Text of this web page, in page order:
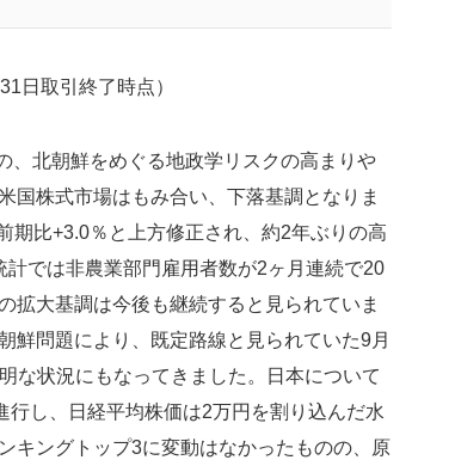
日取引終了時点）
、北朝鮮をめぐる地政学リスクの高まりや
国株式市場はもみ合い、下落基調となりま
期比+3.0％と上方修正され、約2年ぶりの高
では非農業部門雇用者数が2ヶ月連続で20
拡大基調は今後も継続すると見られていま
鮮問題により、既定路線と見られていた9月
な状況にもなってきました。日本について
し、日経平均株価は2万円を割り込んだ水
キングトップ3に変動はなかったものの、原